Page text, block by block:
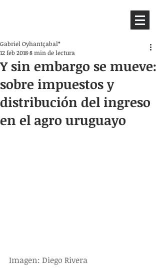
Y sin embargo se mueve:
sobre impuestos y
distribución del ingreso
en el agro uruguayo
Gabriel Oyhantçabal*
12 feb 20188 min de lectura
Imagen: Diego Rivera